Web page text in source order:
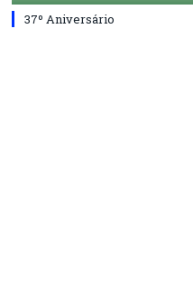
37º Aniversário